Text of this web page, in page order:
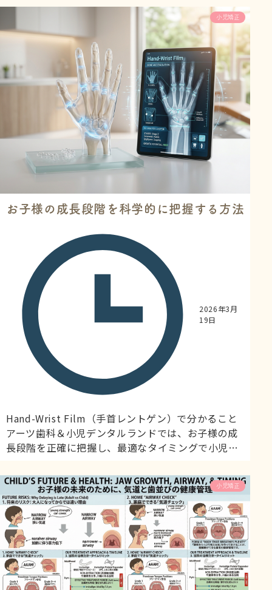
今回は、アメリカ矯正学会（AAO）の推奨に基づく
最適な診断時期と、小児矯正を始めるタイミングに
ついて詳しくご説明します。 アメリカ矯正学会が推
奨する「7歳半まで」の理由 アメリカ矯正学会
（American As...
小児矯正
お子様の成長段階を科学的に把握する方法
2026年3月
19日
Hand-Wrist Film（手首レントゲン）で分かること
アーツ歯科＆小児デンタルランドでは、お子様の成
長段階を正確に把握し、最適なタイミングで小児矯
歯の生え方での評価がメインですが、以下のような
考え方もあります今回は、成長評価の重要なツール
である「Hand-Wrist Film（手首レントゲン）」に
ついて、患者様にも分かりやすくご説明します。 ...
小児矯正